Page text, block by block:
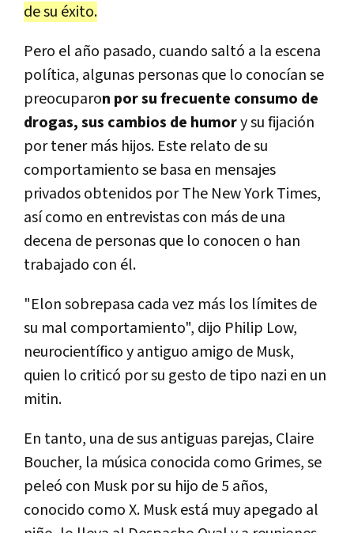
de su éxito.
Pero el año pasado, cuando saltó a la escena
política, algunas personas que lo conocían se
preocuparon por su frecuente consumo de
drogas, sus cambios de humory su fijación
por tener más hijos. Este relato de su
comportamiento se basa en mensajes
privados obtenidos por The New York Times,
así como en entrevistas con más de una
decena de personas que lo conocen o han
trabajado con él.
"Elon sobrepasa cada vez más los límites de
su mal comportamiento", dijo Philip Low,
neurocientífico y antiguo amigo de Musk,
quien lo criticó por su gesto de tipo nazi en un
mitin.
En tanto, una de sus antiguas parejas, Claire
Boucher, la música conocida como Grimes, se
peleó con Musk por su hijo de 5 años,
conocido como X. Musk está muy apegado al